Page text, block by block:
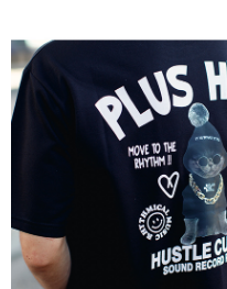
任。
４．使用「AFTEE先享後付」時
時審查核予不同之上限額度；若
請求用戶進行身份認證。
５．嚴禁一人註冊多個帳號或使
恩沛科技股份有限公司將有權停